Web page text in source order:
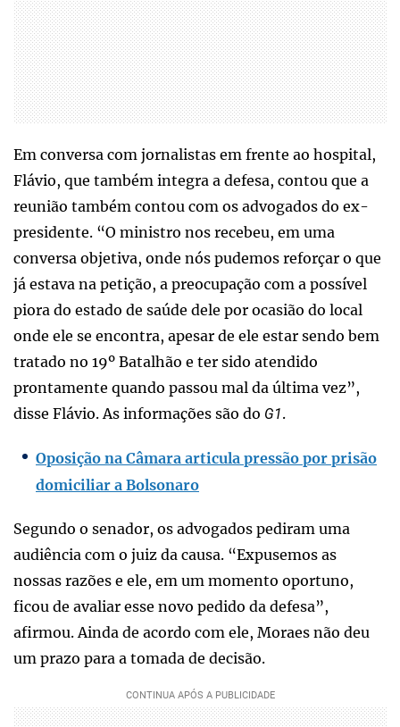
Em conversa com jornalistas em frente ao hospital,
Flávio, que também integra a defesa, contou que a
reunião também contou com os advogados do ex-
presidente. “O ministro nos recebeu, em uma
conversa objetiva, onde nós pudemos reforçar o que
já estava na petição, a preocupação com a possível
piora do estado de saúde dele por ocasião do local
onde ele se encontra, apesar de ele estar sendo bem
tratado no 19º Batalhão e ter sido atendido
prontamente quando passou mal da última vez”,
disse Flávio. As informações são do G1.
Oposição na Câmara articula pressão por prisão
domiciliar a Bolsonaro
Segundo o senador, os advogados pediram uma
audiência com o juiz da causa. “Expusemos as
nossas razões e ele, em um momento oportuno,
ficou de avaliar esse novo pedido da defesa”,
afirmou. Ainda de acordo com ele, Moraes não deu
um prazo para a tomada de decisão.